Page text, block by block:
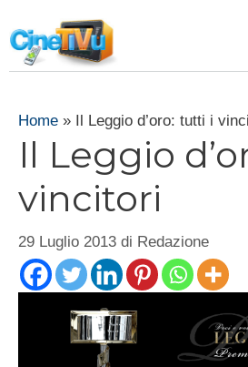
al
contenuto
Home » Il Leggio d’oro: tutti i
Il Leggio
vincitori
29 Luglio 2013 di Redazione